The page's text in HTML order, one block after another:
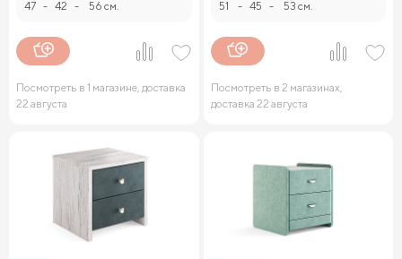
47 - 42 - 56 см.
Посмотреть в 1 магазине, доставка
22 августа
51 - 45 - 53 см.
Посмотреть в 2 магазинах,
доставка 22 августа